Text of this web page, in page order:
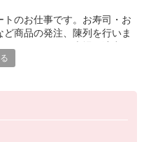
う」の気持ちをこめてボー
ば時給が上がりさらにボー
目に見えてやる気もますま
やりがいを得られます。
のお仕事です。お寿司・お
商品の発注、陳列を行いま
験や家庭料理の延長で始め